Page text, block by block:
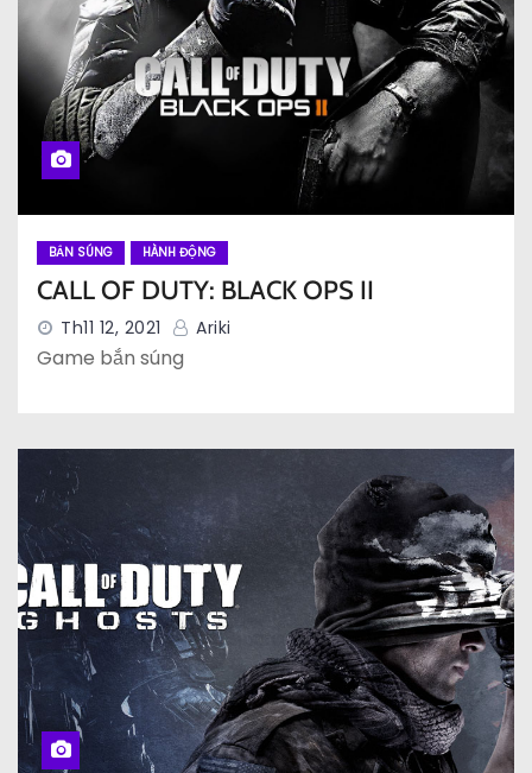
BẮN SÚNG HÀNH ĐỘNG
CALL OF DUTY: BLACK OPS II
Th11 12, 2021 Ariki
Game bắn súng